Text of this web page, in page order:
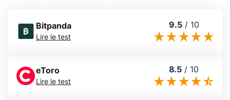
Bitpanda
Lire le test
9.5/ 10
eToro
Lire le test
8.5 / 10